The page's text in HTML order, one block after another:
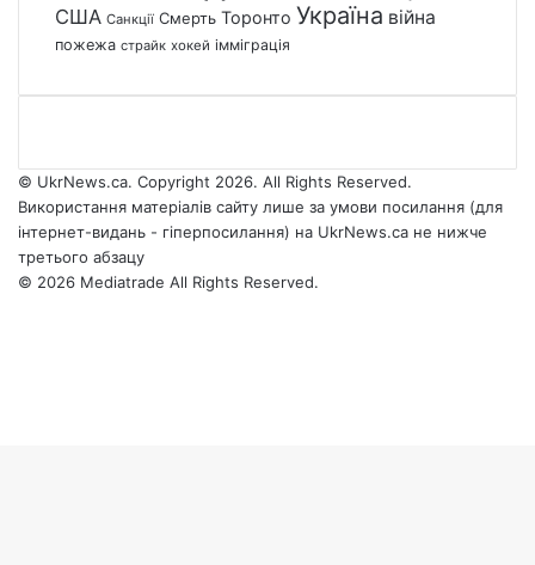
США Санкції Смерть Торонто Україна війна
пожежа страйк хокей імміграція
© UkrNews.ca. Copyright 2026. All Rights Reserved.
Використання матеріалів сайту лише за умови посилання (для
інтернет-видань - гіперпосилання) на UkrNews.ca не нижче
третього абзацу
© 2026 Mediatrade All Rights Reserved.